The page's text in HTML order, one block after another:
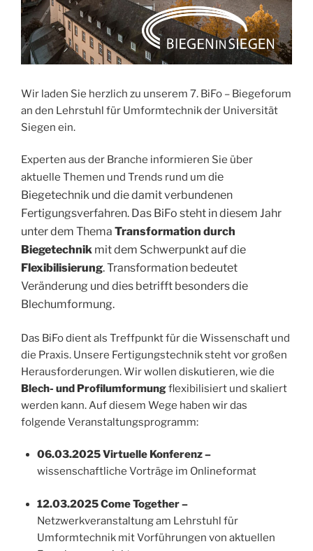
Wir laden Sie herzlich zu unserem 7. BiFo – Biegeforum
an den Lehrstuhl für Umformtechnik der Universität
Siegen ein.
Experten aus der Branche informieren Sie über
aktuelle Themen und Trends rund um die
Biegetechnik und die damit verbundenen
Fertigungsverfahren. Das BiFo steht in diesem Jahr
unter dem Thema Transformation durch
Biegetechnik mit dem Schwerpunkt auf die
Flexibilisierung. Transformation bedeutet
Veränderung und dies betrifft besonders die
Blechumformung.
Das BiFo dient als Treffpunkt für die Wissenschaft und
die Praxis. Unsere Fertigungstechnik steht vor großen
Herausforderungen. Wir wollen diskutieren, wie die
Blech- und Profilumformungflexibilisiert und skaliert
werden kann. Auf diesem Wege haben wir das
folgende Veranstaltungsprogramm:
06.03.2025 Virtuelle Konferenz –
wissenschaftliche Vorträge im Onlineformat
12.03.2025 Come Together –
Netzwerkveranstaltung am Lehrstuhl für
Umformtechnik mit Vorführungen von aktuellen